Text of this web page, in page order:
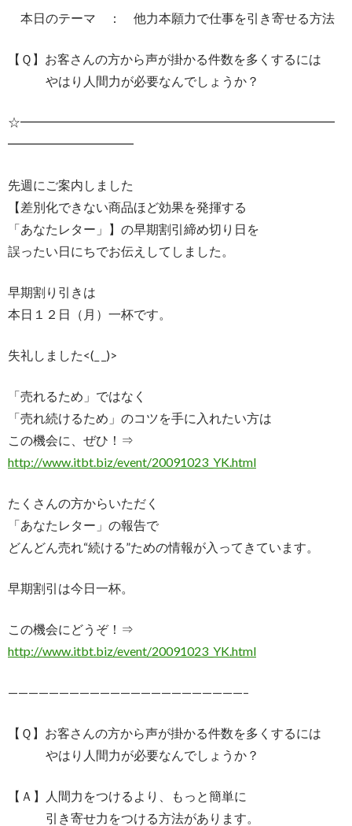
本日のテーマ ： 他力本願力で仕事を引き寄せる方法
【Ｑ】お客さんの方から声が掛かる件数を多くするには
やはり人間力が必要なんでしょうか？
☆━━━━━━━━━━━━━━━━━━━━━━━━━
━━━━━━━━━━
先週にご案内しました
【差別化できない商品ほど効果を発揮する
「あなたレター」】の早期割引締め切り日を
誤ったい日にちでお伝えしてしました。
早期割り引きは
本日１２日（月）一杯です。
失礼しました<(_ _)>
「売れるため」ではなく
「売れ続けるため」のコツを手に入れたい方は
この機会に、ぜひ！⇒
http://www.itbt.biz/event/20091023_YK.html
たくさんの方からいただく
「あなたレター」の報告で
どんどん売れ“続ける”ための情報が入ってきています。
早期割引は今日一杯。
この機会にどうぞ！⇒
http://www.itbt.biz/event/20091023_YK.html
———————————————————————–
【Ｑ】お客さんの方から声が掛かる件数を多くするには
やはり人間力が必要なんでしょうか？
【Ａ】人間力をつけるより、もっと簡単に
引き寄せ力をつける方法があります。